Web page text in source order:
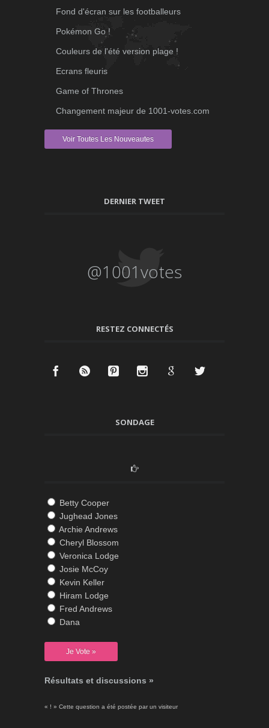
Fond d'écran sur les footballeurs
Pokémon Go !
Couleurs de l'été version plage !
Ecrans fleuris
Game of Thrones
Changement majeur de 1001-votes.com
Voir Toutes Les Nouveautes
DERNIER TWEET
@1001votes
RESTEZ CONNECTÉS
SONDAGE
Betty Cooper
Jughead Jones
Archie Andrews
Cheryl Blossom
Veronica Lodge
Josie McCoy
Kevin Keller
Hiram Lodge
Fred Andrews
Dana
Résultats et discussions »
« ! » Cette question a été postée par un visiteur